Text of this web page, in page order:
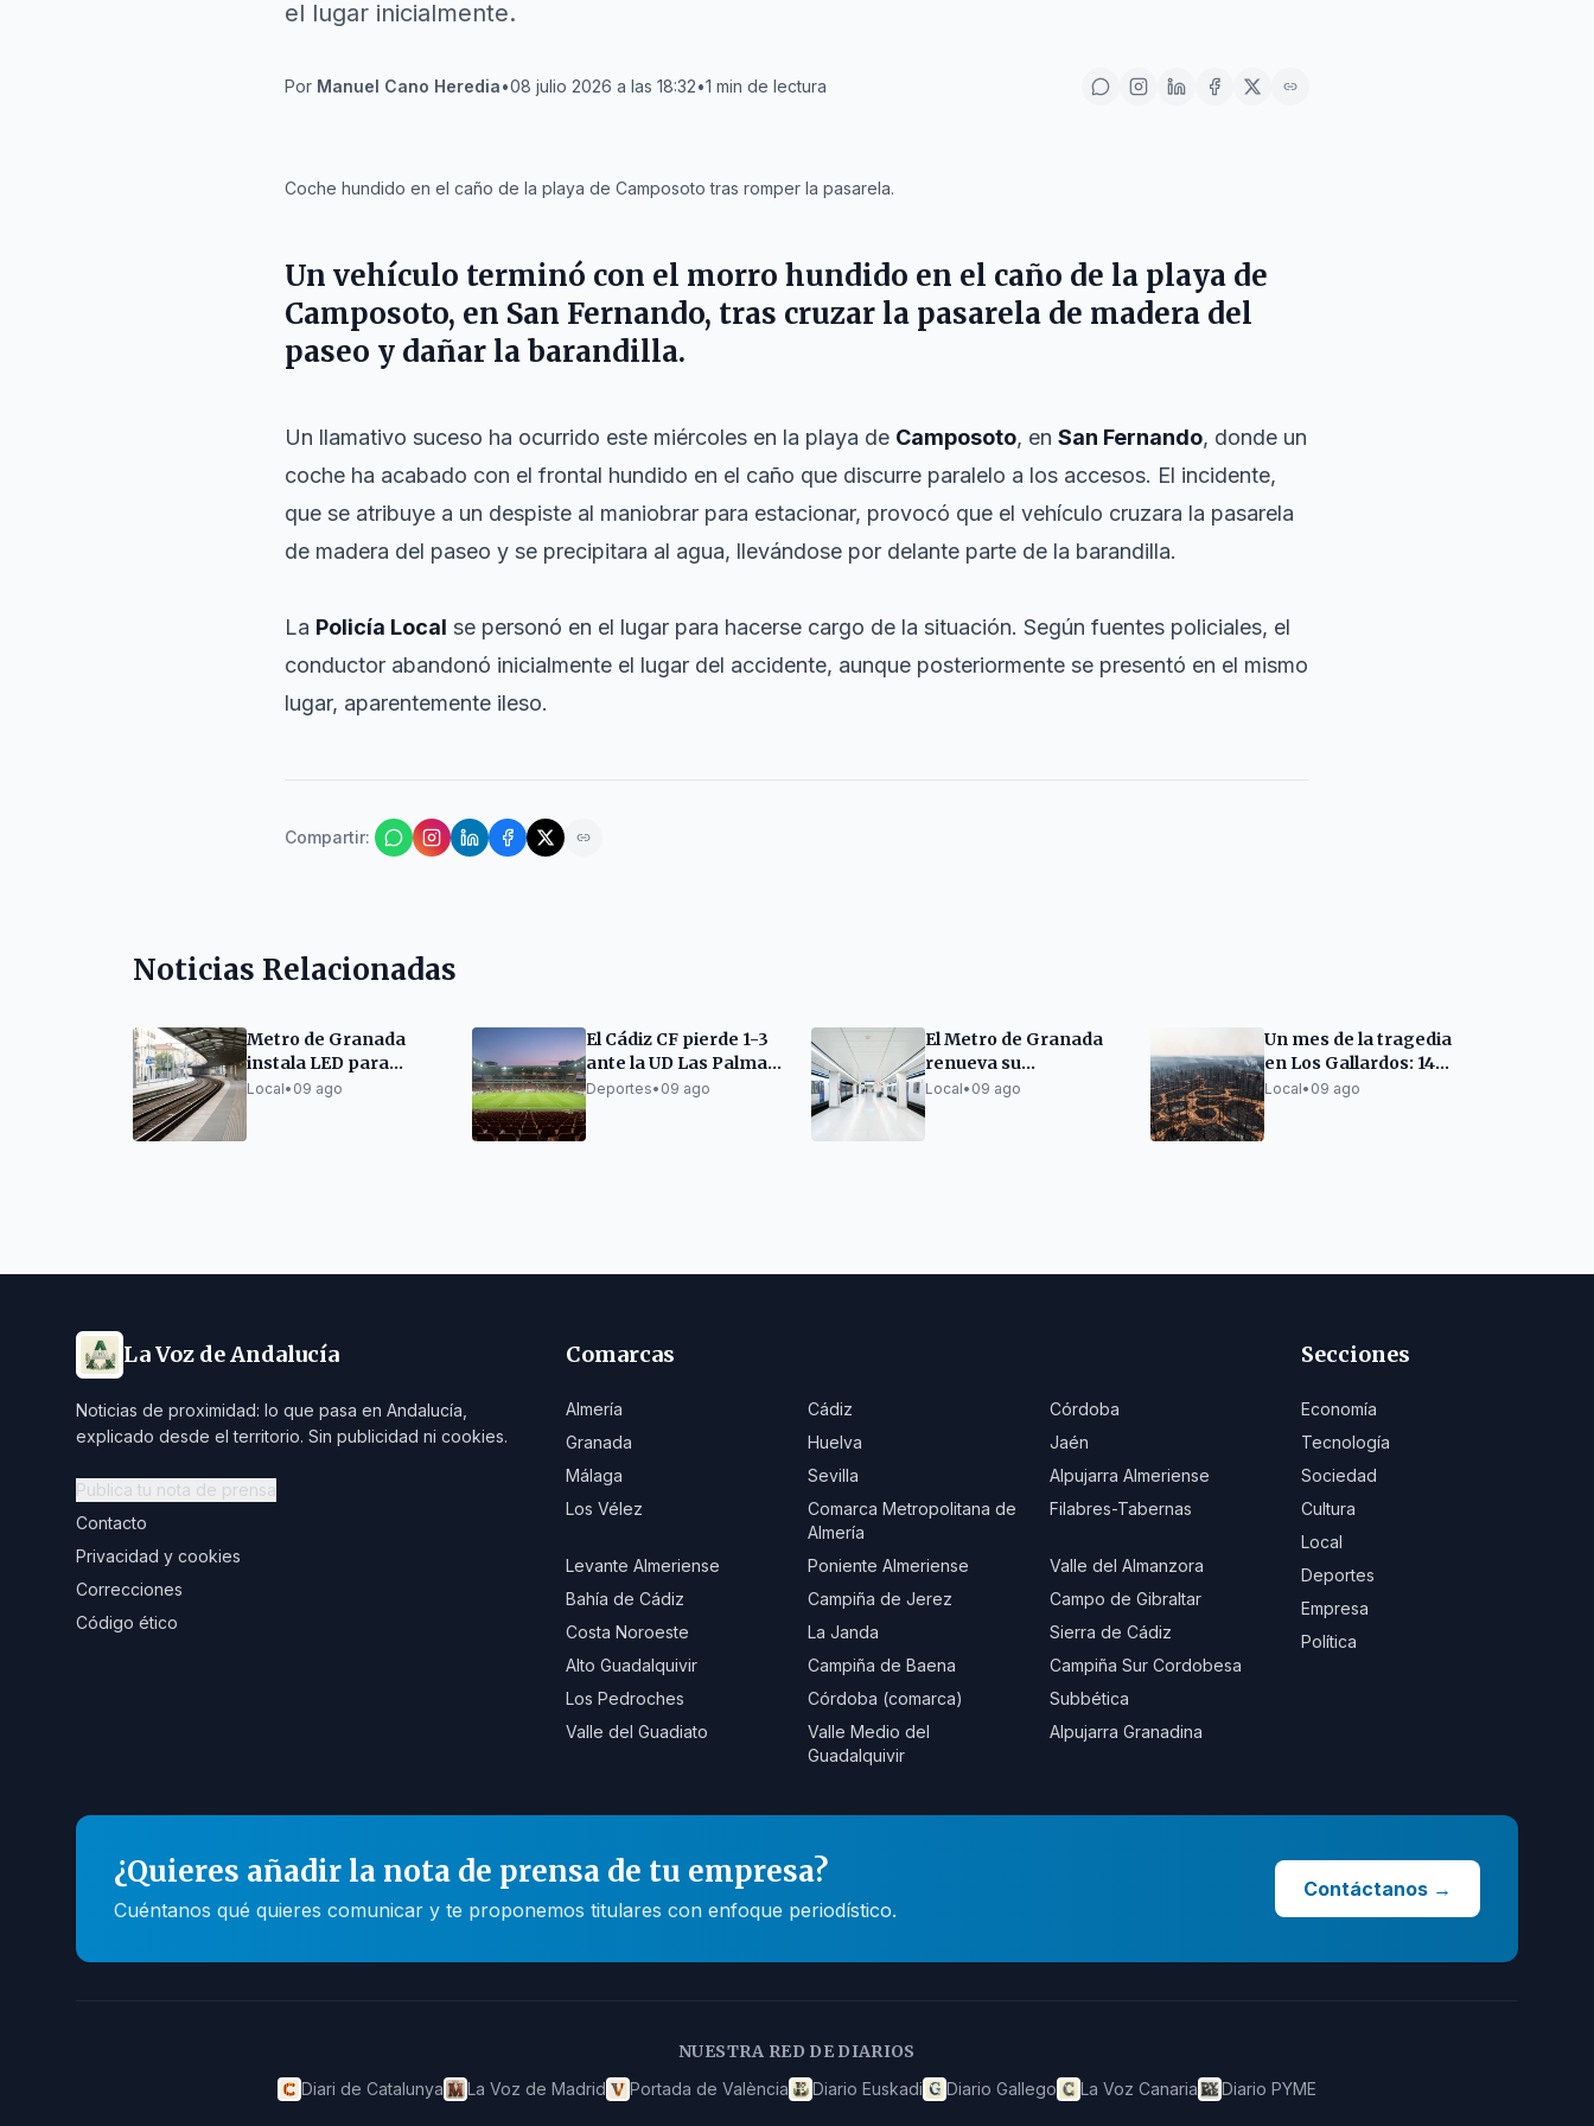
el lugar inicialmente.
Por Manuel Cano Heredia•08 julio 2026 a las 18:32•1 min de lectura
Coche hundido en el caño de la playa de Camposoto tras romper la pasarela.
Un vehículo terminó con el morro hundido en el caño de la playa de
Camposoto, en San Fernando, tras cruzar la pasarela de madera del
paseo y dañar la barandilla.
Un llamativo suceso ha ocurrido este miércoles en la playa de Camposoto, en San Fernando, donde un
coche ha acabado con el frontal hundido en el caño que discurre paralelo a los accesos. El incidente,
que se atribuye a un despiste al maniobrar para estacionar, provocó que el vehículo cruzara la pasarela
de madera del paseo y se precipitara al agua, llevándose por delante parte de la barandilla.
La Policía Local se personó en el lugar para hacerse cargo de la situación. Según fuentes policiales, el
conductor abandonó inicialmente el lugar del accidente, aunque posteriormente se presentó en el mismo
lugar, aparentemente ileso.
Compartir:
Noticias Relacionadas
Metro de Granada
instala LED para
ahorrar energía y
Local• 09 ago
El Cádiz CF pierde 1-3
ante la UD Las Palmas
en el Trofeo Carranza
Deportes• 09 ago
El Metro de Granada
renueva su
iluminación con LED y
Local• 09 ago
Un mes de la tragedia
en Los Gallardos: 14
fallecidos y 5.200
Local• 09 ago
La Voz de Andalucía
Noticias de proximidad: lo que pasa en Andalucía,
explicado desde el territorio. Sin publicidad ni cookies.
Publica tu nota de prensa
Contacto
Privacidad y cookies
Correcciones
Código ético
Comarcas
Almería Cádiz
Córdoba
Granada
Huelva
Jaén
Málaga
Sevilla
Alpujarra Almeriense
Los Vélez
Comarca Metropolitana de
Almería
Filabres-Tabernas
Levante Almeriense Poniente Almeriense
Valle del Almanzora
Bahía de Cádiz
Campiña de Jerez
Campo de Gibraltar
Costa Noroeste
La Janda
Sierra de Cádiz
Alto Guadalquivir
Campiña de Baena
Campiña Sur Cordobesa
Los Pedroches
Córdoba (comarca)
Subbética
Valle del Guadiato
Valle Medio del
Guadalquivir
Alpujarra Granadina
Secciones
Economía
Tecnología
Sociedad
Cultura
Local
Deportes
Empresa
Política
¿Quieres añadir la nota de prensa de tu empresa?
Cuéntanos qué quieres comunicar y te proponemos titulares con enfoque periodístico.
Contáctanos →
NUESTRA RED DE DIARIOS
Diari de Catalunya La Voz de Madrid Portada de València Diario Euskadi Diario Gallego La Voz Canaria Diario PYME